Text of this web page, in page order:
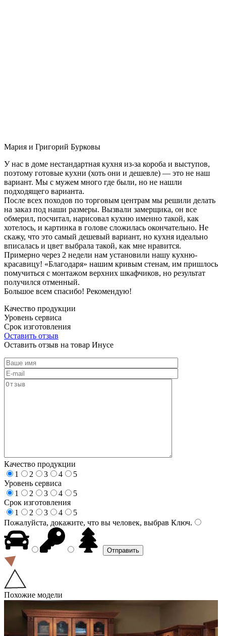
Мария и Григорий Бурковы
У нас в доме нестандартная кухня из-за короба и выступов,
поэтому готовые кухни (хоть они и дешевле) — это не наш
вариант. Мы с мужем много где были, но не нашли
подходящего варианта.
После всех походов по торговым центрам мы решили делать
на заказ под наши размеры. Вызвали замерщика, он все
обмерил, посчитал, нарисовал кухню именно такой, как
хотелось, и картинка в голове сложилась окончательно. Не
скажу, что это самый дешевый вариант, но кухня идеально
вписалась и цвет выбрала такой, как мне нравится.
Примерно через 2 недели нам установили нашу кухню-
красавицу! «Благодаря» нашим кривым стенам, им пришлось
помучиться с монтажом верхних шкафчиков, но результат
получился отменный.
Большое всем спасибо! Рекомендую!
Качество продукции
Уровень сервиса
Срок изготовления
Оставить отзыв
Оставить отзыв на товар Инусе
Качество продукции
1
2 3 4
5
Уровень сервиса
1
2 3 4
5
Срок изготовления
1
2 3 4
5
Пожалуйста, докажите, что вы человек, выбрав Ключ.
Похожие модели